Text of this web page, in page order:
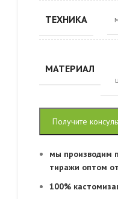
ТЕХНИКА
МАТЕРИАЛ
Получите
мы производим
тиражи оптом
100%